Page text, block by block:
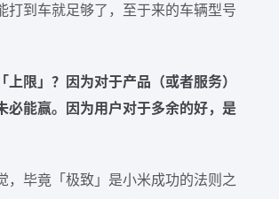
打到车就足够了，至于来的车辆型号
上限」？因为对于产品（或者服务）
必能赢。因为用户对于多余的好，是
，毕竟「极致」是小米成功的法则之